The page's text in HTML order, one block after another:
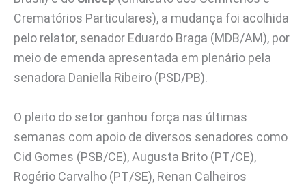
Crematórios Particulares), a mudança foi acolhida
pelo relator, senador Eduardo Braga (MDB/AM), por
meio de emenda apresentada em plenário pela
senadora Daniella Ribeiro (PSD/PB).
O pleito do setor ganhou força nas últimas
semanas com apoio de diversos senadores como
Cid Gomes (PSB/CE), Augusta Brito (PT/CE),
Rogério Carvalho (PT/SE), Renan Calheiros